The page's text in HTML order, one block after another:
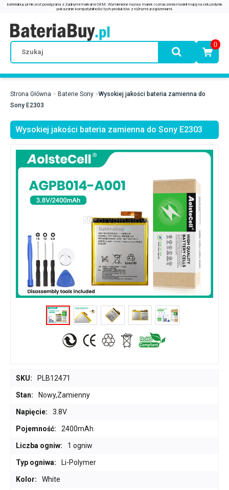
0
Strona Główna Baterie Sony
Wysokiej jakości bateria zamienna do
Sony E2303
Wysokiej jakości bateria zamienna do Sony E2303
SKU: PLB12471
Stan: Nowy,Zamienny
Napięcie: 3.8V
Pojemność: 2400mAh
Liczba ogniw: 1 ogniw
Typ ogniwa: Li-Polymer
Kolor: White